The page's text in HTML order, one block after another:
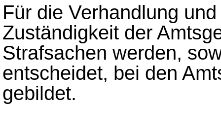
Für die Verhandlung
Zuständigkeit der
Strafsachen werden,
entscheidet, bei den
gebildet.